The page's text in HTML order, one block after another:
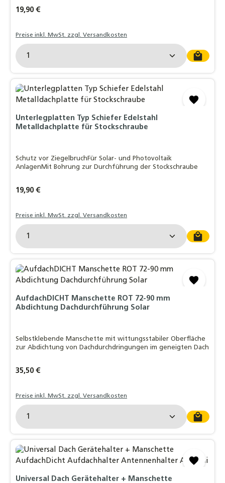
Regulärer Preis:
19,90 €
Preise inkl. MwSt. zzgl. Versandkosten
Produkt Anzahl: Gib den gewünschten Wert
Unterlegplatten Typ Schiefer Edelstahl
Metalldachplatte für Stockschraube
Schutz vor ZiegelbruchFür Solar- und Photovoltaik
AnlagenMit Bohrung zur Durchführung der Stockschraube
Regulärer Preis:
19,90 €
Preise inkl. MwSt. zzgl. Versandkosten
Produkt Anzahl: Gib den gewünschten Wert
AufdachDICHT Manschette ROT 72-90 mm
Abdichtung Dachdurchführung Solar
Selbstklebende Manschette mit wittungsstabiler Oberfläche
zur Abdichtung von Dachdurchdringungen im geneigten Dach
Regulärer Preis:
35,50 €
Preise inkl. MwSt. zzgl. Versandkosten
Produkt Anzahl: Gib den gewünschten Wert
Universal Dach Gerätehalter + Manschette